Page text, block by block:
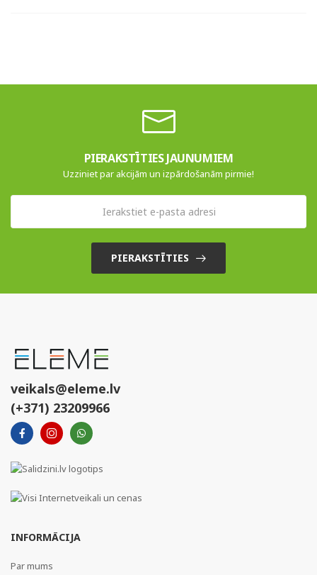
PIERAKSTĪTIES JAUNUMIEM
Uzziniet par akcijām un izpārdošanām pirmie!
PIERAKSTĪTIES
veikals@eleme.lv
(+371) 23209966
INFORMĀCIJA
Par mums